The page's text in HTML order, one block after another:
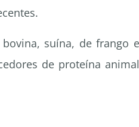
suína, de frango e
de proteína animal